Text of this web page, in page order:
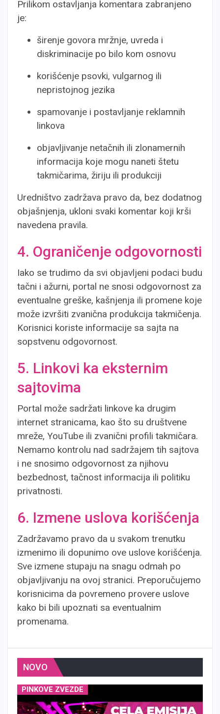
Prilikom ostavljanja komentara zabranjeno
je:
širenje govora mržnje, uvreda i
diskriminacije po bilo kom osnovu
korišćenje psovki, vulgarnog ili
nepristojnog jezika
spamovanje i postavljanje reklamnih
linkova
objavljivanje netačnih ili zlonamernih
informacija koje mogu naneti štetu
takmičarima, žiriju ili produkciji
Uredništvo zadržava pravo da, bez dodatnog
objašnjenja, ukloni svaki komentar koji krši
navedena pravila.
4. Ograničenje odgovornosti
Iako se trudimo da svi objavljeni podaci budu
tačni i ažurni, portal ne snosi odgovornost za
eventualne greške, kašnjenja ili promene koje
može izvršiti zvanična produkcija takmičenja.
Korisnici koriste informacije sa sajta na
sopstvenu odgovornost.
5. Linkovi ka eksternim
sajtovima
Portal može sadržati linkove ka drugim
internet stranicama, kao što su društvene
mreže, YouTube ili zvanični profili takmičara.
Nemamo kontrolu nad sadržajem tih sajtova
i ne snosimo odgovornost za njihovu
bezbednost, tačnost informacija ili politiku
privatnosti.
6. Izmene uslova korišćenja
Zadržavamo pravo da u svakom trenutku
izmenimo ili dopunimo ove uslove korišćenja.
Sve izmene stupaju na snagu odmah po
objavljivanju na ovoj stranici. Preporučujemo
korisnicima da povremeno provere uslove
kako bi bili upoznati sa eventualnim
promenama.
NOVO
PINKOVE ZVEZDE